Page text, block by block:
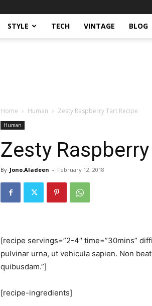
STYLE TECH VINTAGE BLOG
Home Human Zesty Raspberry Tart Recipe
Human
Zesty
By Jono.Aladeen - February 12, 2018
[recipe servings=”2-4″ time=”30mins”
pulvinar urna, ut vehicula sapien. Non
quibusdam.”]
[recipe-ingredients]